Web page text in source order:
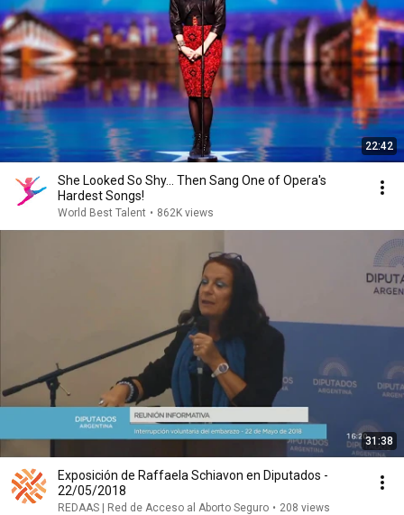
22:42
She Looked So Shy... Then Sang One of Opera's
Hardest Songs!
World Best Talent • 862K views
31:38
Exposición de Raffaela Schiavon en Diputados -
22/05/2018
REDAAS | Red de Acceso al Aborto Seguro • 208 views